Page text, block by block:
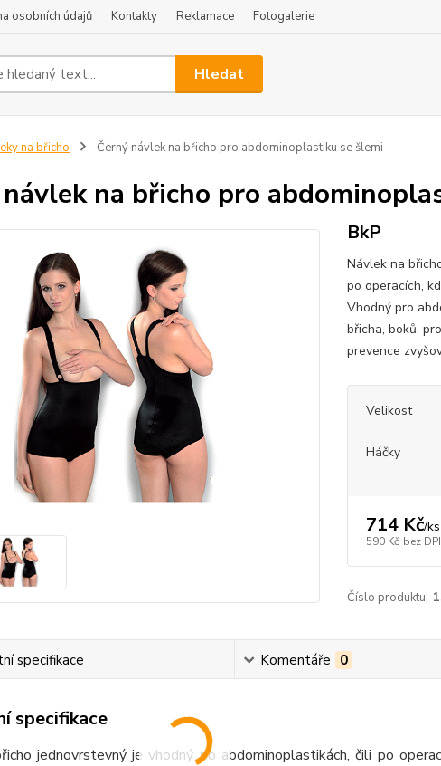
osobních údajů Kontakty Reklamace Fotogalerie
Hledat
na břicho Černý návlek na břicho pro abdominoplastiku se šlemi
na břicho pro
BkP
Návlek na
po operacích,
Vhodný pro
břicha, boků,
prevence
Velikost
Háčky
714 Kč/ks
590 Kč bez
Číslo produktu:
specifikace Komentáře 0
specifikace
jednovrstevný je vhodný po abdominoplastikách, čili po